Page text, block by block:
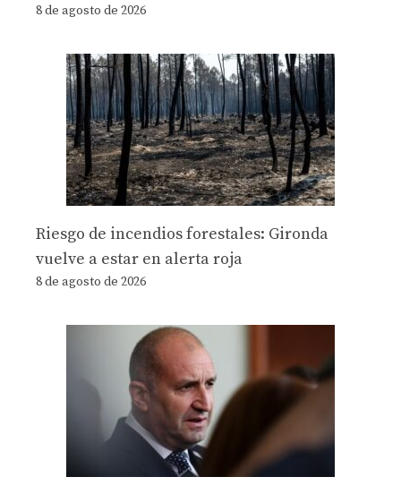
8 de agosto de 2026
Riesgo de incendios forestales: Gironda
vuelve a estar en alerta roja
8 de agosto de 2026